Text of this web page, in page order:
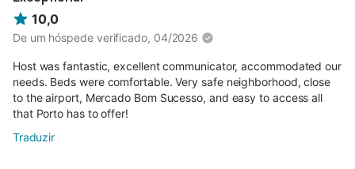
10,0
De um hóspede verificado, 04/2026
Host was fantastic, excellent communicator, accommodated our
needs. Beds were comfortable. Very safe neighborhood, close
to the airport, Mercado Bom Sucesso, and easy to access all
that Porto has to offer!
Traduzir